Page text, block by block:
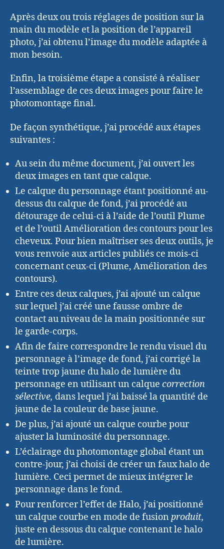
Après deux ou trois réglages de position sur la
main du modèle et la position de l’appareil
photo, j’ai obtenu l’image du modèle adaptée à
mon besoin.
Enfin, la troisième étape a consisté à réaliser
l’assemblage de ces deux images pour faire le
photomontage final.
De façon synthétique, j’ai procédé aux étapes
suivantes :
Au sein du même document, j’ai ouvert les
deux images en tant que calque.
Le calque du personnage étant positionné au-
dessus du calque de fond, j’ai procédé au
détourage de celui-ci à l’aide de l’outil Plume
et de l’outil Amélioration des contours pour les
cheveux. Pour bien maîtriser ses deux outils, je
vous renvoie aux articles publiés ce mois-ci
concernant ceux-ci (Plume, Amélioration des
contours).
Entre ces deux calques, j’ai ajouté un calque
sur lequel j’ai créé une fausse ombre de
contact au niveau de la main positionnée sur
le garde-corps.
Afin de faire correspondre le rendu visuel du
personnage à l’image de fond, j’ai corrigé la
teinte trop jaune du halo de lumière du
personnage en utilisant un calque correction
sélective, dans lequel j’ai baissé la quantité de
jaune de la couleur de base jaune.
De plus, j’ai ajouté un calque courbe pour
ajuster la luminosité du personnage.
L’éclairage du photomontage global étant un
contre-jour, j’ai choisi de créer un faux halo de
lumière. Ceci permet de mieux intégrer le
personnage dans le fond.
Pour renforcer l’effet de Halo, j’ai positionné
un calque courbe en mode de fusion produit,
juste en dessous du calque contenant le halo
de lumière.